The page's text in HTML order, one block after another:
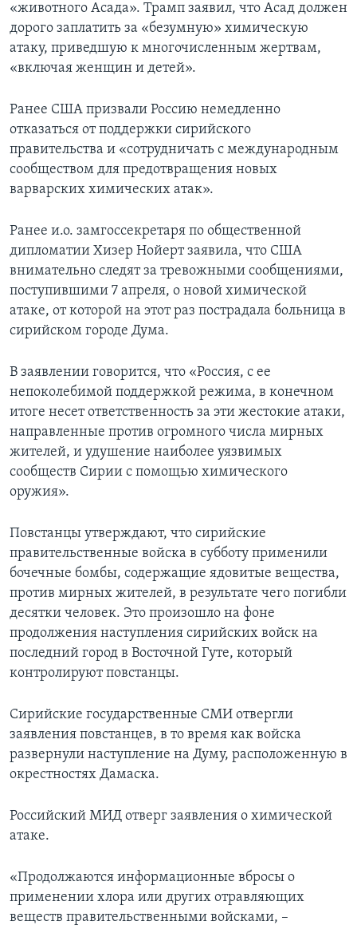
«животного Асада». Трамп заявил, что Асад должен
дорого заплатить за «безумную» химическую
атаку, приведшую к многочисленным жертвам,
«включая женщин и детей».
Ранее США призвали Россию немедленно
отказаться от поддержки сирийского
правительства и «сотрудничать с международным
сообществом для предотвращения новых
варварских химических атак».
Ранее и.о. замгоссекретаря по общественной
дипломатии Хизер Нойерт заявила, что США
внимательно следят за тревожными сообщениями,
поступившими 7 апреля, о новой химической
атаке, от которой на этот раз пострадала больница в
сирийском городе Дума.
В заявлении говорится, что «Россия, с ее
непоколебимой поддержкой режима, в конечном
итоге несет ответственность за эти жестокие атаки,
направленные против огромного числа мирных
жителей, и удушение наиболее уязвимых
сообществ Сирии с помощью химического
оружия».
Повстанцы утверждают, что сирийские
правительственные войска в субботу применили
бочечные бомбы, содержащие ядовитые вещества,
против мирных жителей, в результате чего погибли
десятки человек. Это произошло на фоне
продолжения наступления сирийских войск на
последний город в Восточной Гуте, который
контролируют повстанцы.
Сирийские государственные СМИ отвергли
заявления повстанцев, в то время как войска
развернули наступление на Думу, расположенную в
окрестностях Дамаска.
Российский МИД отверг заявления о химической
атаке.
«Продолжаются информационные вбросы о
применении хлора или других отравляющих
веществ правительственными войсками, –